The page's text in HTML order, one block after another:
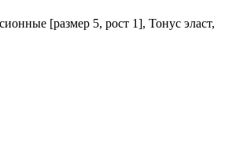
[размер 5, рост 1], Тонус эласт,